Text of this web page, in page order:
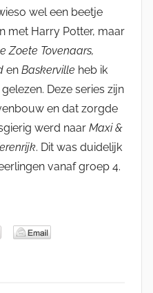
wel een beetje
met Harry Potter, maar
Zoete Tovenaars,
en Baskerville heb ik
Deze series zijn
en dat zorgde
werd naar Maxi &
. Dit was duidelijk
vanaf groep 4.